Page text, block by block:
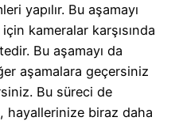
yapılır. Bu aşamayı
kameralar karşısında
Bu aşamayı da
aşamalara geçersiniz
Bu süreci de
hayallerinize biraz daha